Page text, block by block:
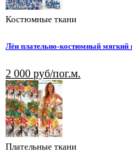
Костюмные ткани
Лён плательно-костюмный мягкий
2 000 руб/пог.м.
Плательные ткани